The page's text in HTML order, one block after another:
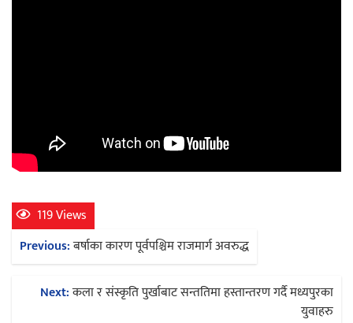
119 Views
Post
navigation
Previous:बर्षाका कारण पूर्वपश्चिम राजमार्ग अवरुद्ध
Next:कला र संस्कृति पुर्खाबाट सन्ततिमा हस्तान्तरण गर्दै मध्यपुरका
युवाहरु